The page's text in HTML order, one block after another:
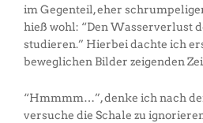
im Gegenteil, eher
hieß wohl: “Den Wasserverlust
studieren.” Hierbei dachte ich
beweglichen Bilder zeigenden
“Hmmmm…”, denke ich nach
versuche die Schale zu